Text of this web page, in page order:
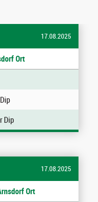
17.08.2025
Ort
Dip
17.08.2025
Ort